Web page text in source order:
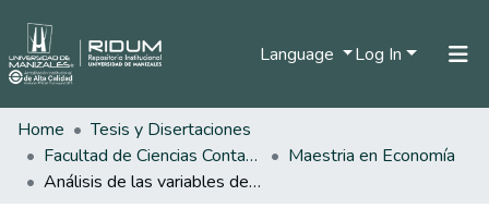
Language Log In
Home
Tesis y Disertaciones
Facultad de Ciencias Contables Económicas y Administrativas
Maestria en Economía
Análisis de las variables determinantes del desarrollo económico del turismo comunitario en el municipio de Villavieja